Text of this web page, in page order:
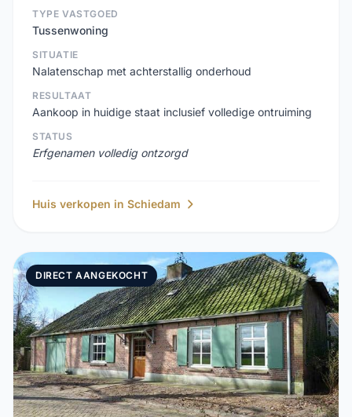
TYPE VASTGOED
Tussenwoning
SITUATIE
Nalatenschap met achterstallig onderhoud
RESULTAAT
Aankoop in huidige staat inclusief volledige ontruiming
STATUS
Erfgenamen volledig ontzorgd
Huis verkopen in Schiedam
DIRECT AANGEKOCHT